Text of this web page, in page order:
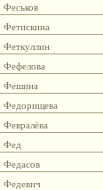
Феськов
Фетискина
Феткуллин
Фефелова
Фешина
Федорищева
Февралёва
Фед
Федасов
Федевич